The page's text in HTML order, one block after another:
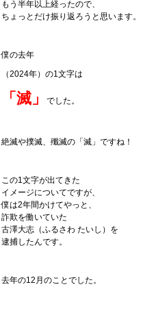
もう半年以上経ったので、
ちょっとだけ振り返ろうと思います。
僕の去年
（2024年）の1文字は
「滅」 でした。
絶滅や撲滅、殲滅の「滅」ですね！
この1文字が出てきた
イメージについてですが、
僕は2年間かけてやっと、
詐欺を働いていた
古澤大志（ふるさわ たいし）を
逮捕したんです。
去年の12月のことでした。